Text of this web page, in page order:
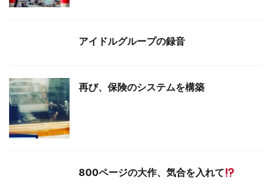
アイドルグループの録音
再び、保険のシステムを構築
800ページの大作、気合を入れて